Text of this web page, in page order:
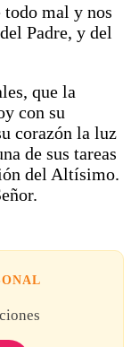
todo mal y nos
Padre, y del
que la
con su
corazón la luz
de sus tareas
del Altísimo.